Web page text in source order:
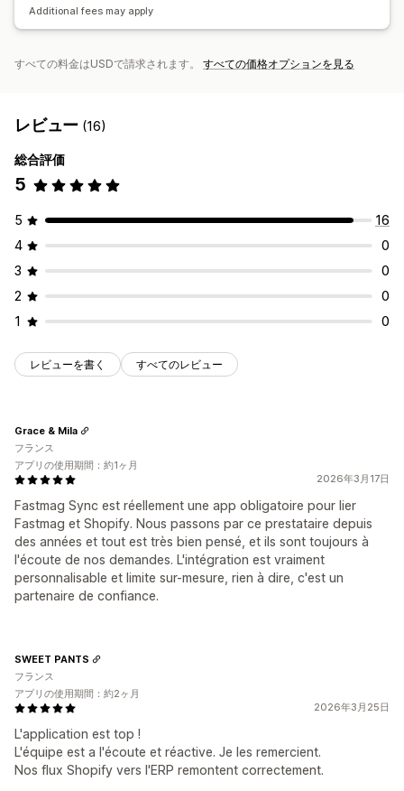
Additional fees may apply
すべての料金はUSDで請求されます。 すべての価格オプションを見る
レビュー (16)
総合評価
5
5
16
4
0
3
0
2
0
1
0
レビューを書く すべてのレビュー
2026年3月17日
Fastmag Sync est réellement une app obligatoire pour lier
Fastmag et Shopify. Nous passons par ce prestataire depuis
des années et tout est très bien pensé, et ils sont toujours à
l'écoute de nos demandes. L'intégration est vraiment
personnalisable et limite sur-mesure, rien à dire, c'est un
partenaire de confiance.
Grace & Mila
フランス
アプリの使用期間：約1ヶ月
2026年3月25日
L'application est top !
L'équipe est a l'écoute et réactive. Je les remercient.
Nos flux Shopify vers l'ERP remontent correctement.
SWEET PANTS
フランス
アプリの使用期間：約2ヶ月